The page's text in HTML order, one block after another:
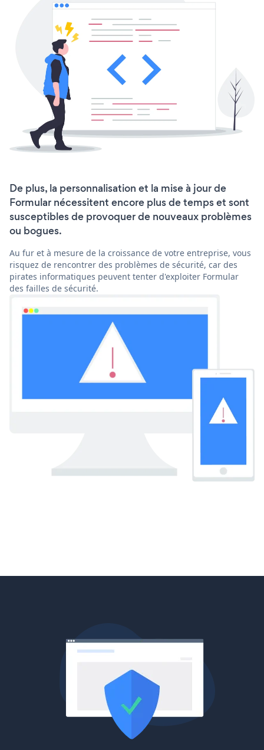
De plus, la personnalisation et la mise à jour de
Formular nécessitent encore plus de temps et sont
susceptibles de provoquer de nouveaux problèmes
ou bogues.
Au fur et à mesure de la croissance de votre entreprise, vous
risquez de rencontrer des problèmes de sécurité, car des
pirates informatiques peuvent tenter d'exploiter Formular
des failles de sécurité.